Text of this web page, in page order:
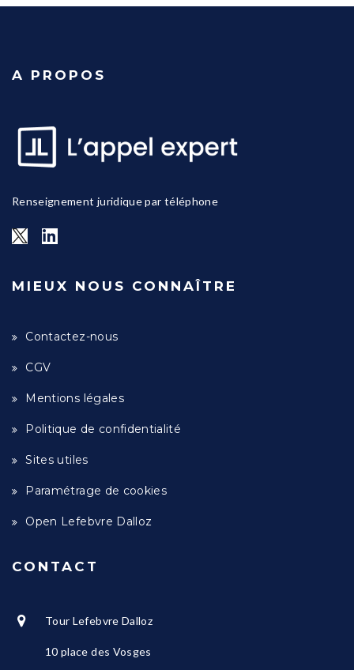
A PROPOS
Renseignement juridique par téléphone
MIEUX NOUS CONNAÎTRE
Contactez-nous
CGV
Mentions légales
Politique de confidentialité
Sites utiles
Paramétrage de cookies
Open Lefebvre Dalloz
CONTACT
Tour Lefebvre Dalloz
10 place des Vosges